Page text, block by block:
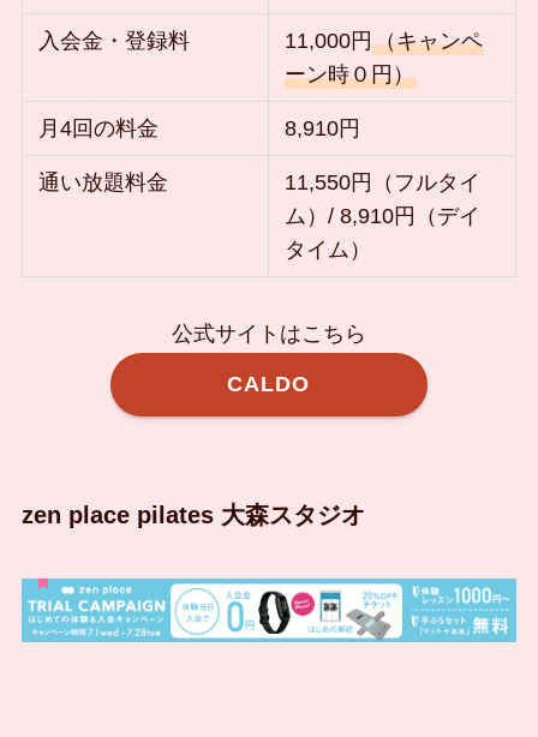
入会金・登録料 11,000円（キャンペ
ーン時０円）
月4回の料金 8,910円
通い放題料金
11,550円（フルタイ
ム）/ 8,910円（デイ
タイム）
公式サイトはこちら
CALDO
zen place pilates 大森スタジオ